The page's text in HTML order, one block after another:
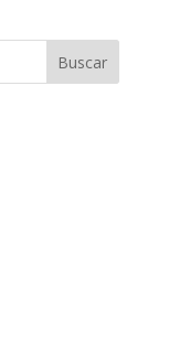
Buscar